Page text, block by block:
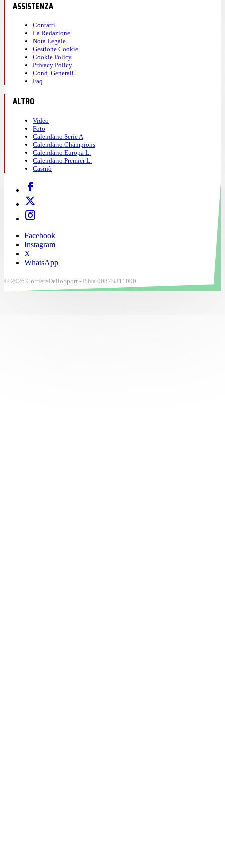
ASSISTENZA
Contatti
La Redazione
Nota Legale
Gestione Cookie
Cookie Policy
Privacy Policy
Cond. Generali
Faq
ALTRO
Video
Foto
Calendario Serie A
Calendario Champions
Calendario Europa L.
Calendario Premier L.
Casinò
Facebook
Instagram
X
WhatsApp
© 2026 CorriereDelloSport - P.Iva 00878311000